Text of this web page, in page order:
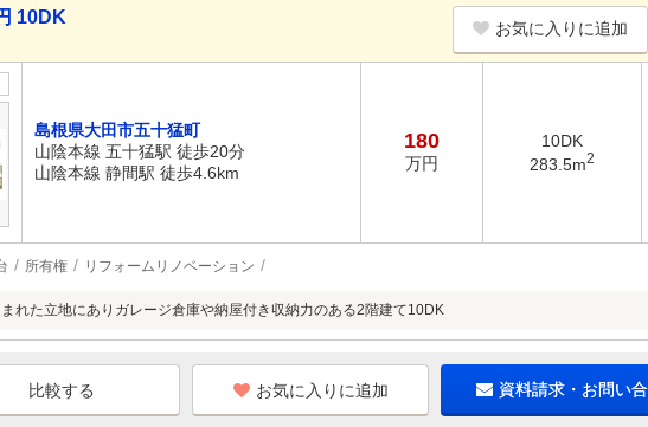
10DK
お気に入りに追加
島根県大田市五十猛町
山陰本線 五十猛駅 徒歩20分
山陰本線 静間駅 徒歩4.6km
180
万円
10DK
283.5m2
所有権 リフォームリノベーション
れた立地にありガレージ倉庫や納屋付き収納力のある2階建て10DK
お気に入りに追加 資料請求・お問い